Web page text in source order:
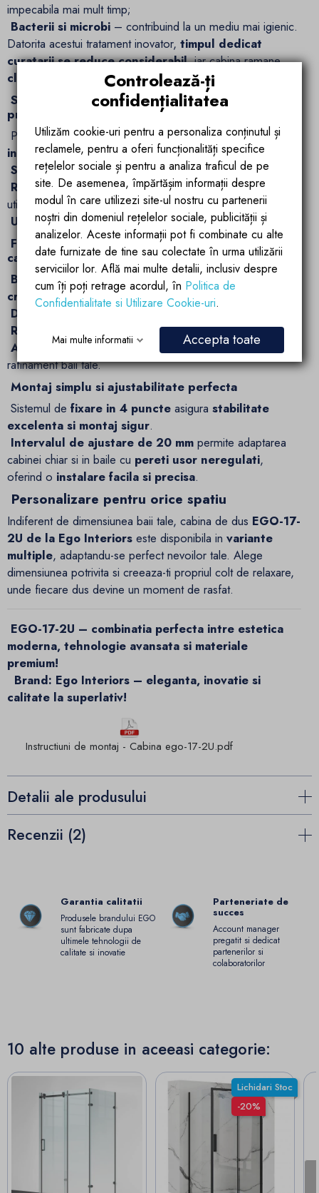
impecabila mai mult timp;
Bacterii si microbi – contribuind la un mediu mai igienic.
Datorita acestui tratament inovator, timpul dedicat
curatarii se reduce considerabil, iar cabina ramane
clara si stralucitoarefara efort.
Stabilitate si durabilitate garantata de materiale
premium
Profilurile si stabilizatoarele sunt fabricate dinotel
inoxidabil de inalta calitate, conferind cabinei:
Stabilitate perfecta , fara riscul de deformare;
Rezistenta la umiditate si coroziune, ideala pentru
utilizarea indelungata;
Un aspect elegant, potrivit oricarui stil de baie.
Fitinguri premium din alama cromata – detalii
care fac diferenta
Balamalele si accesoriile
sunt realizate din
alama
cromata
– un material de top, cunoscut pentru:
Durabilitatea sa exceptionala
Rezistenta la rugina si uzura;
Aspectul modern si sofisticat
, care adauga un plus de
rafinament baii tale.
Montaj simplu si ajustabilitate perfecta
Sistemul de fixare in 4 puncte asigura stabilitate
excelenta si montaj sigur.
Intervalul de ajustare de 20 mm permite adaptarea
cabinei chiar si in baile cu pereti usor neregulati,
oferind o instalare facila si precisa.
Personalizare pentru orice spatiu
Indiferent de dimensiunea baii tale, cabina de dus EGO-17-
2U de la Ego Interiors este disponibila in variante
multiple, adaptandu-se perfect nevoilor tale. Alege
dimensiunea potrivita si creeaza-ti propriul colt de relaxare,
unde fiecare dus devine un moment de rasfat.
EGO-17-2U – combinatia perfecta intre estetica
moderna, tehnologie avansata si materiale
premium!
Brand: Ego Interiors – eleganta, inovatie si
calitate la superlativ!
Instructiuni de montaj - Cabina ego-17-2U.pdf
Detalii ale produsului
Recenzii (2)
Garantia calitatii
Produsele brandului EGO
sunt fabricate dupa
ultimele tehnologii de
calitate si inovatie
Parteneriate de
succes
Account manager
pregatit si dedicat
partenerilor si
colaboratorilor
10 alte produse in aceeasi categorie:
Lichidari Stoc
-20%
Controlează-ți
confidențialitatea
Utilizăm cookie-uri pentru a personaliza conținutul și
reclamele, pentru a oferi funcționalități specifice
rețelelor sociale și pentru a analiza traficul de pe
site. De asemenea, împărtășim informații despre
modul în care utilizezi site-ul nostru cu partenerii
noștri din domeniul rețelelor sociale, publicității și
analizelor. Aceste informații pot fi combinate cu alte
date furnizate de tine sau colectate în urma utilizării
serviciilor lor. Află mai multe detalii, inclusiv despre
cum îți poți retrage acordul, în Politica de
Confidentialitate si Utilizare Cookie-uri.
Mai multe informatii Accepta toate